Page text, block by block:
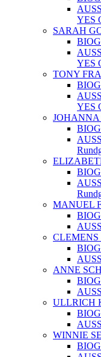
YES
SARAH
YES
TONY
YES
JOHANNA
MANUEL
CLEMENS
ANNE
ULLRICH
WINNIE